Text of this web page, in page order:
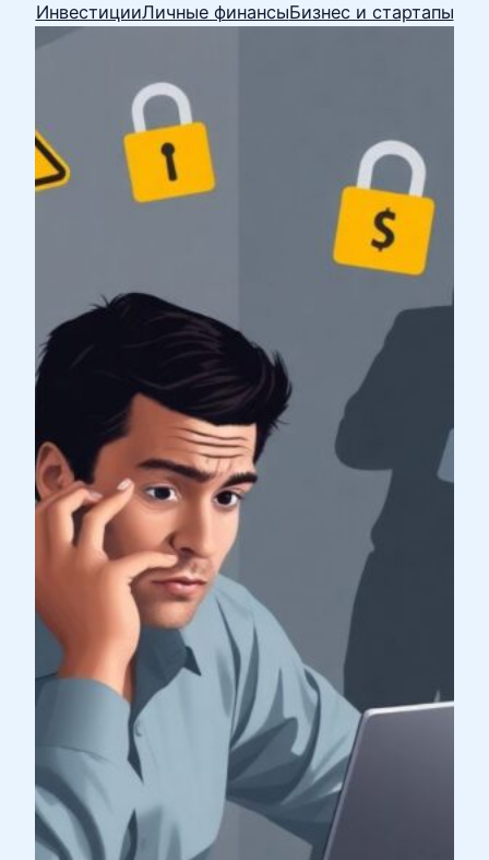
ИнвестицииЛичные финансыБизнес и стартапы